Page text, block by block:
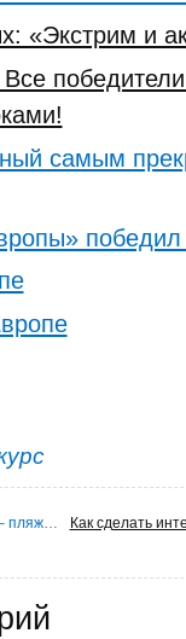
«Экстрим и
самым
пляж… Как сделать